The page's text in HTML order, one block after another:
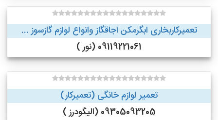
تعمیرکاربخاری ابگرمکن اجاقگاز وانواع لوازم گازسوز ...
09119221061 (نور )
تعمیر لوازم خانگی (تعمیرکار)
09305093205 (الیگودرز )